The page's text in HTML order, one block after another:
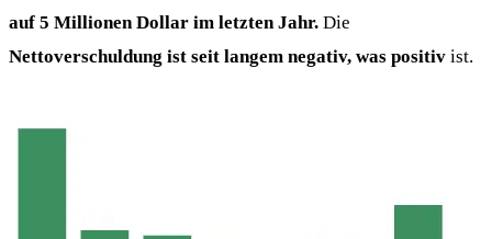
auf 5 Millionen Dollar im letzten Jahr. Die
Nettoverschuldung ist seit langem negativ, was positiv ist.